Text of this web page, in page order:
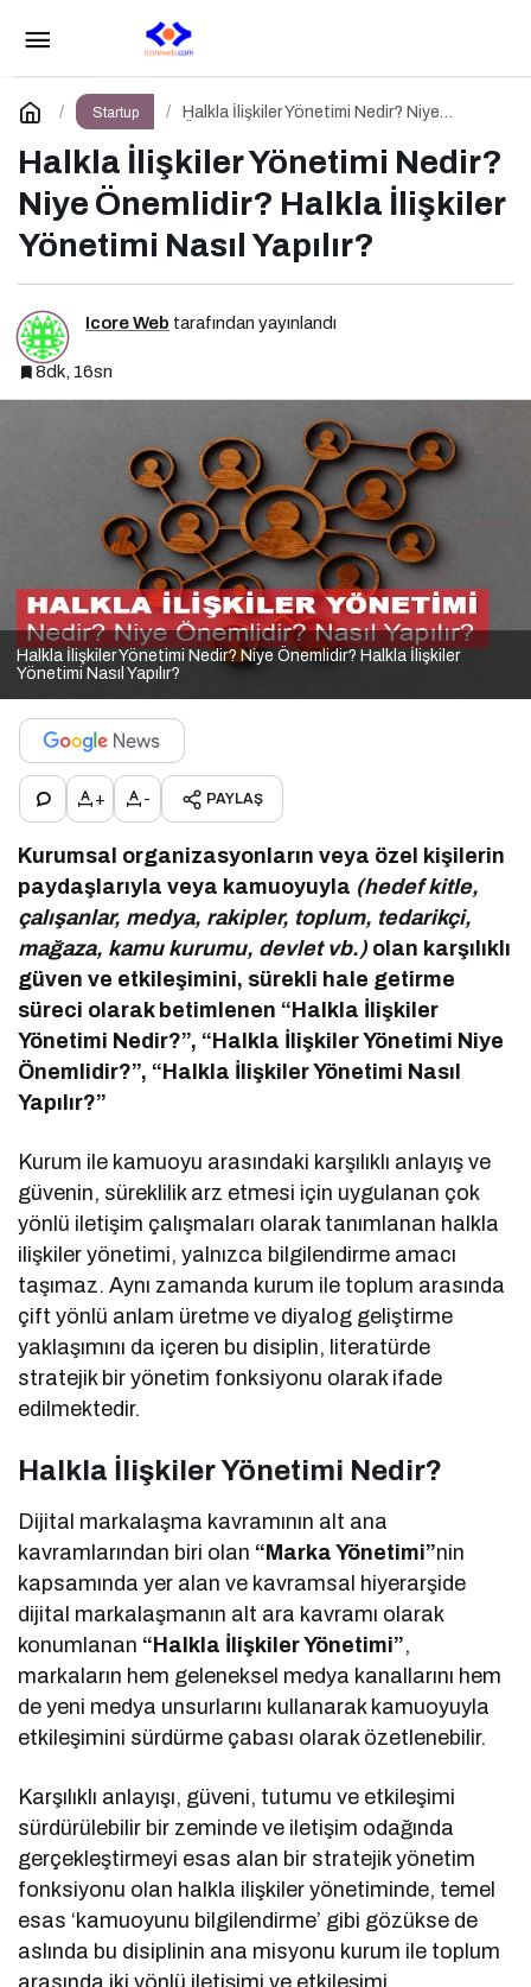
Startup
Halkla İlişkiler Yönetimi Nedir? Niye
Yapılır?
Halkla İlişkiler Yönetimi Nedir?
Niye Önemlidir? Halkla İlişkiler
Yönetimi Nasıl Yapılır?
Icore Web tarafından yayınlandı
8dk, 16sn
Halkla İlişkiler Yönetimi Nedir? Niye Önemlidir? Halkla İlişkiler
Yönetimi Nasıl Yapılır?
+ - PAYLAŞ
Kurumsal organizasyonların veya özel kişilerin
paydaşlarıyla veya kamuoyuyla (hedef kitle,
çalışanlar, medya, rakipler, toplum, tedarikçi,
mağaza, kamu kurumu, devlet vb.) olan karşılıklı
güven ve etkileşimini, sürekli hale getirme
süreci olarak betimlenen “Halkla İlişkiler
Yönetimi Nedir?”, “Halkla İlişkiler Yönetimi Niye
Önemlidir?”, “Halkla İlişkiler Yönetimi Nasıl
Yapılır?”
Kurum ile kamuoyu arasındaki karşılıklı anlayış ve
güvenin, süreklilik arz etmesi için uygulanan çok
yönlü iletişim çalışmaları olarak tanımlanan halkla
ilişkiler yönetimi, yalnızca bilgilendirme amacı
taşımaz. Aynı zamanda kurum ile toplum arasında
çift yönlü anlam üretme ve diyalog geliştirme
yaklaşımını da içeren bu disiplin, literatürde
stratejik bir yönetim fonksiyonu olarak ifade
edilmektedir.
Halkla İlişkiler Yönetimi Nedir?
Dijital markalaşma kavramının alt ana
kavramlarından biri olan “Marka Yönetimi”nin
kapsamında yer alan ve kavramsal hiyerarşide
dijital markalaşmanın alt ara kavramı olarak
konumlanan “Halkla İlişkiler Yönetimi”,
markaların hem geleneksel medya kanallarını hem
de yeni medya unsurlarını kullanarak kamuoyuyla
etkileşimini sürdürme çabası olarak özetlenebilir.
Karşılıklı anlayışı, güveni, tutumu ve etkileşimi
sürdürülebilir bir zeminde ve iletişim odağında
gerçekleştirmeyi esas alan bir stratejik yönetim
fonksiyonu olan halkla ilişkiler yönetiminde, temel
esas ‘kamuoyunu bilgilendirme’ gibi gözükse de
aslında bu disiplinin ana misyonu kurum ile toplum
Etkinlik Yönetimi Nedir? Niye Önemlidir?
Etkinlik Yönetimi Nasıl Yapılır?
Yorum Yap